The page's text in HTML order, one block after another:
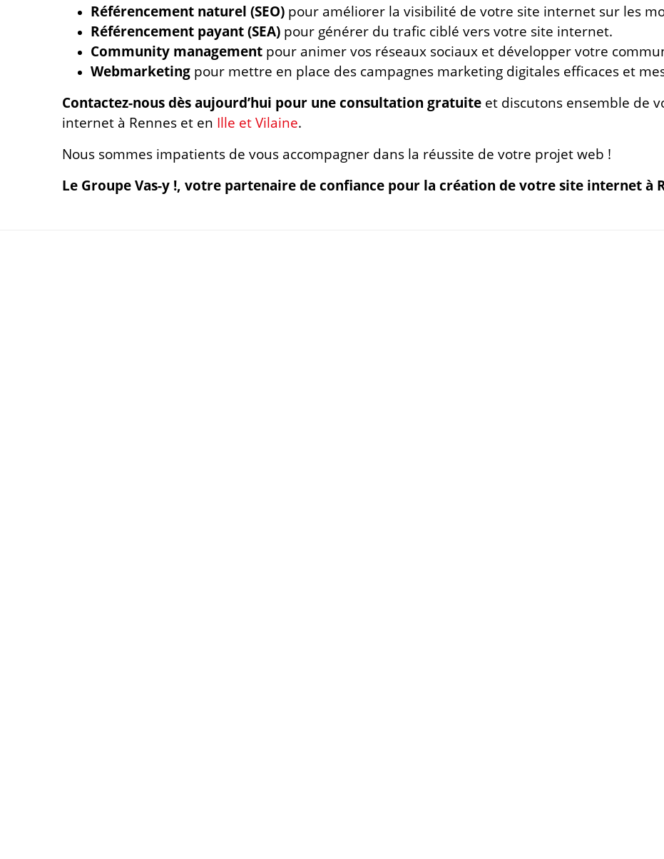
Référencement naturel (SEO) pour améliorer la visibilité de votre site internet sur les
Référencement payant (SEA) pour générer du trafic ciblé vers votre site internet.
Community management pour animer vos réseaux sociaux et développer votre
Webmarketing pour mettre en place des campagnes marketing digitales efficaces et
Contactez-nous dès aujourd’hui pour une consultation gratuite et discutons ensemble de
internet à Rennes et en Ille et Vilaine.
Nous sommes impatients de vous accompagner dans la réussite de votre projet web !
Le Groupe Vas-y !, votre partenaire de confiance pour la création de votre site internet à